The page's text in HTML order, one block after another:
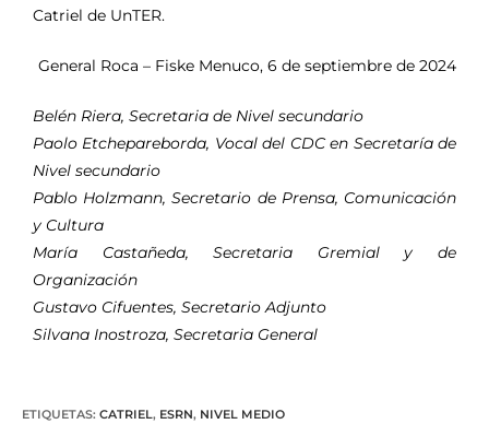
Catriel de UnTER.
General Roca – Fiske Menuco, 6 de septiembre de 2024
Belén Riera, Secretaria de Nivel secundario
Paolo Etchepareborda, Vocal del CDC en Secretaría de
Nivel secundario
Pablo Holzmann, Secretario de Prensa, Comunicación
y Cultura
María Castañeda, Secretaria Gremial y de
Organización
Gustavo Cifuentes, Secretario Adjunto
Silvana Inostroza, Secretaria General
ETIQUETAS: CATRIEL, ESRN, NIVEL MEDIO